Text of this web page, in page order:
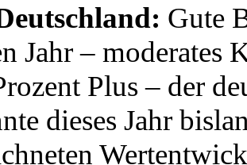
Gute
Jahr – moderates
Plus – der
dieses Jahr